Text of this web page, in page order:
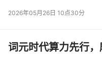
2026年05月26日 10点30分
词元时代算力先行